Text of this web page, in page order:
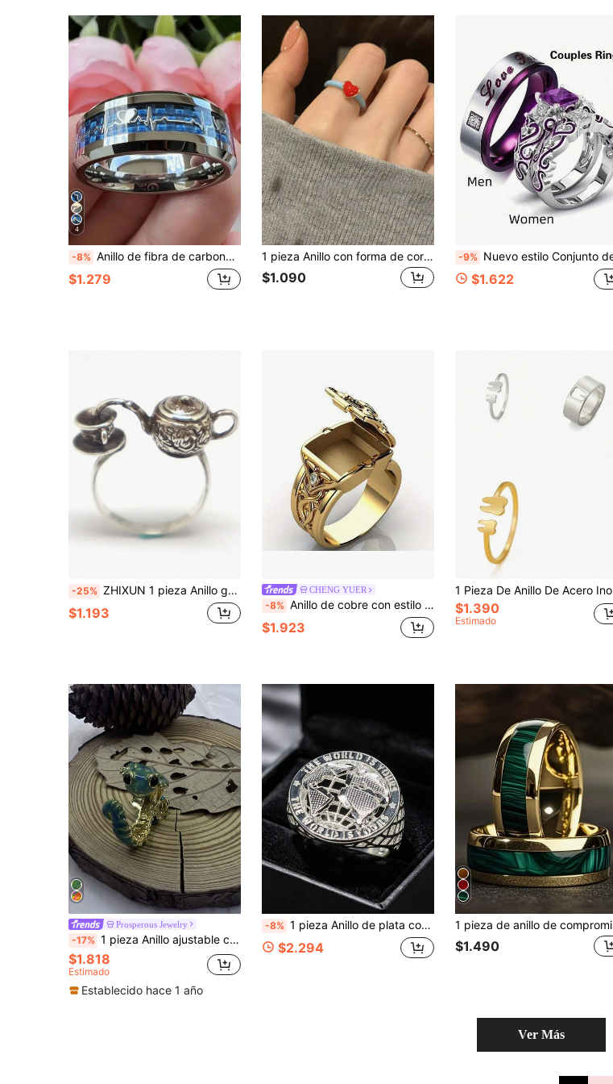
4
-8% Anillo de fibra de carbono y acero inoxidable con diseño de ECG, Anillo de ECG de moda dorado, Declaración de amor, Anillo de boda unisex
$1.279
1 pieza Anillo con forma de corazón rojo, diseño único, nueva llegada de verano, adecuado para novia, cita, fiesta y varias ocasiones
$1.090
-9% Nuevo estilo Conjunto de anillos de acero inoxidable para parejas con 1 anillo para hombres y 2 anillos nupciales para mujeres para boda, compromiso y
$1.622
-25% ZHIXUN 1 pieza Anillo geométrico con tetera de patrón floral elegante vintage, accesorio de joyería de moda para hombres
$1.193
CHENG YUER
-8% Anillo de cobre con estilo punk y zirconia cúbica cuadrada para hombre - Diseño de tapa con volteo único, adecuado para fiesta y uso diario
$1.923
$1.390
Estimado
Prosperous Jewelry
-17% 1 pieza Anillo ajustable con diseño de lagarto 3D, estilo punk adecuado para uso diario, fiestas, regalo para amigos
$1.818
Estimado
Establecido hace 1 año
-8% 1 pieza Anillo de plata con diseño geométrico hueco tallado de mapa estilo hip-hop, accesorio versátil de uso diario para parejas unisex, adecuado para joyería de fiesta/Día de San Valentín/Navidad/Cumpleaños/Regalo para novio o novia
$2.294 $1.490
Ver Más